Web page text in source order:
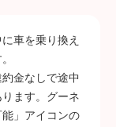
車を乗り換え
金なしで途中
ます。グーネ
」アイコンの